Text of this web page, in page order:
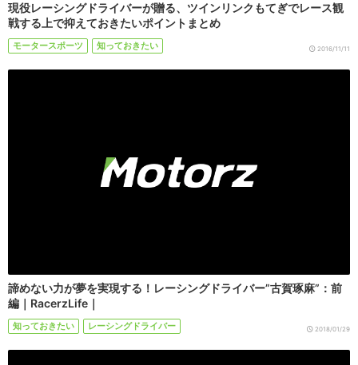
現役レーシングドライバーが贈る、ツインリンクもてぎでレース観
戦する上で抑えておきたいポイントまとめ
モータースポーツ 知っておきたい 2016/11/11
諦めない力が夢を実現する！レーシングドライバー”古賀琢麻”：前
編｜RacerzLife｜
知っておきたい レーシングドライバー 2018/01/29